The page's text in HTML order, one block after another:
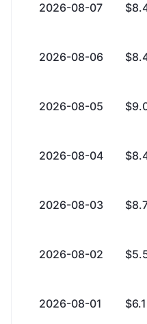
2026-08-07
2026-08-06
2026-08-05
2026-08-04
2026-08-03
2026-08-02
2026-08-01